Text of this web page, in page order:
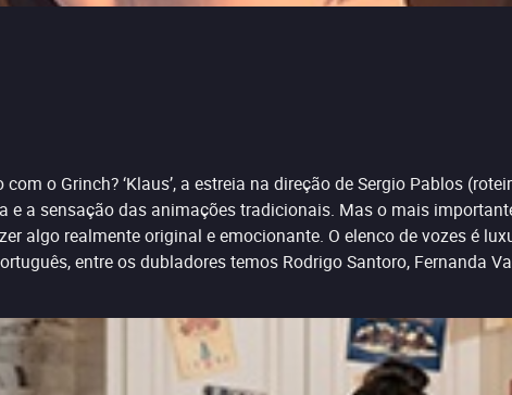
o Grinch? ‘Klaus’, a estreia na direção de Sergio Pablos
a sensação das animações tradicionais. Mas o mais
algo realmente original e emocionante. O elenco de vozes é
entre os dubladores temos Rodrigo Santoro, Fernanda